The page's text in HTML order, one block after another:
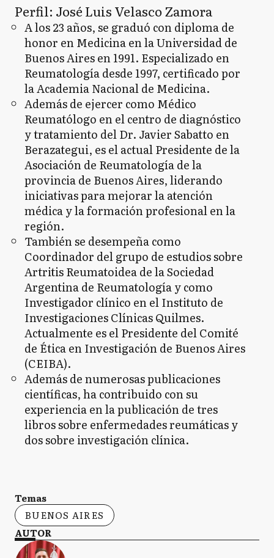
Perfil: José Luis Velasco Zamora
A los 23 años, se graduó con diploma de
honor en Medicina en la Universidad de
Buenos Aires en 1991. Especializado en
Reumatología desde 1997, certificado por
la Academia Nacional de Medicina.
Además de ejercer como Médico
Reumatólogo en el centro de diagnóstico
y tratamiento del Dr. Javier Sabatto en
Berazategui, es el actual Presidente de la
Asociación de Reumatología de la
provincia de Buenos Aires, liderando
iniciativas para mejorar la atención
médica y la formación profesional en la
región.
También se desempeña como
Coordinador del grupo de estudios sobre
Artritis Reumatoidea de la Sociedad
Argentina de Reumatología y como
Investigador clínico en el Instituto de
Investigaciones Clínicas Quilmes.
Actualmente es el Presidente del Comité
de Ética en Investigación de Buenos Aires
(CEIBA).
Además de numerosas publicaciones
científicas, ha contribuido con su
experiencia en la publicación de tres
libros sobre enfermedades reumáticas y
dos sobre investigación clínica.
Temas
BUENOS AIRES
AUTOR